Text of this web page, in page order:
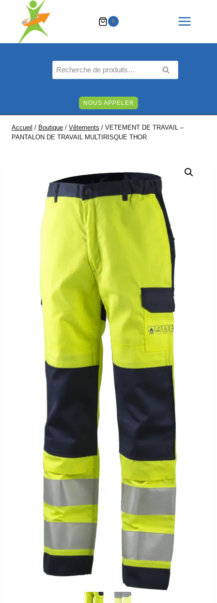
contenu
0
Recherche
pour :
RECHERCHE
NOUS APPELER
Accueil / Boutique / Vêtements / VETEMENT DE TRAVAIL –
PANTALON DE TRAVAIL MULTIRISQUE THOR